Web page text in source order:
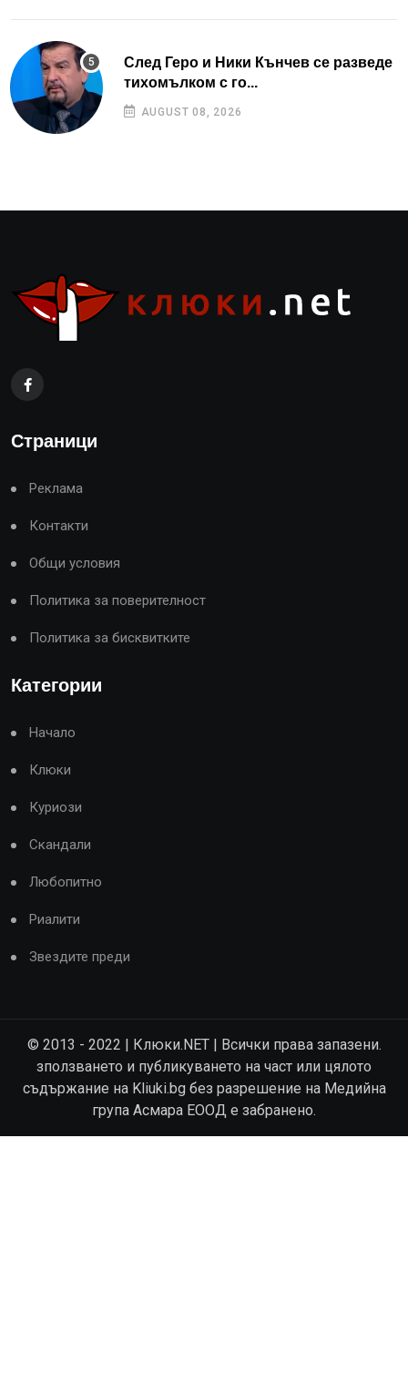
След Геро и Ники Кънчев се разведе
тихомълком с го...
AUGUST 08, 2026
Страници
Реклама
Контакти
Общи условия
Политика за поверителност
Политика за бисквитките
Категории
Начало
Клюки
Куриози
Скандали
Любопитно
Риалити
Звездите преди
© 2013 - 2022 | Клюки.NET | Всички права запазени.
зползването и публикуването на част или цялото
съдържание на Kliuki.bg без разрешение на Медийна
група Асмара ЕООД е забранено.